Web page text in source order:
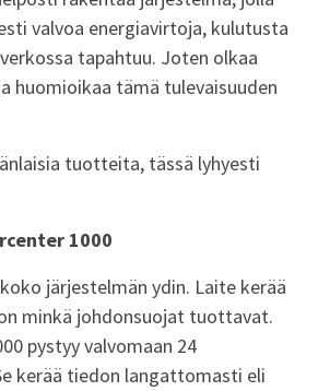
valvoa energiavirtoja, kulutusta
tapahtuu. Joten olkaa
huomioikaa tämä tulevaisuuden
tuotteita, tässä lyhyesti
1000
järjestelmän ydin. Laite kerää
minkä johdonsuojat tuottavat.
pystyy valvomaan 24
kerää tiedon langattomasti eli